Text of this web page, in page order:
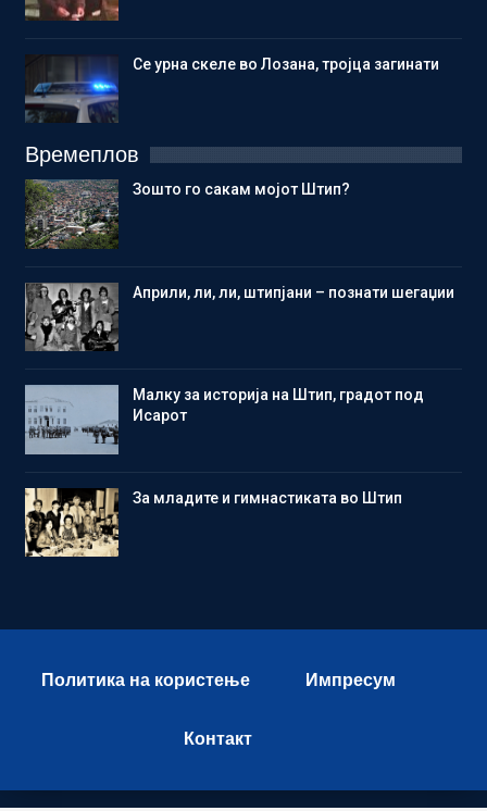
Се урна скеле во Лозана, тројца загинати
Времеплов
Зошто го сакам мојот Штип?
Aприли, ли, ли, штипјани – познати шегаџии
Малку за историја на Штип, градот под
Исарот
Зa младите и гимнастиката во Штип
Политика на користење Импресум
Контакт